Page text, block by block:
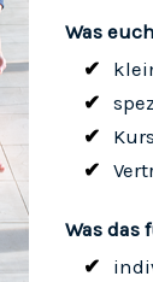
Was
Was das